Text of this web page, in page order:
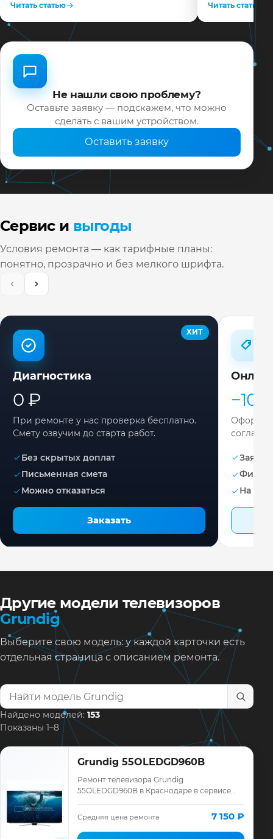
Читать статью Читать статью
Не нашли свою проблему?
Оставьте заявку — подскажем, что можно
сделать с вашим устройством.
Оставить заявку
Сервис и выгоды
Условия ремонта — как тарифные планы:
понятно, прозрачно и без мелкого шрифта.
ХИТ
Диагностика
0 ₽
При ремонте у нас проверка бесплатно.
Смету озвучим до старта работ.
Без скрытых доплат
Письменная смета
Можно отказаться
Заказать
−10%
Заявка
На
Другие модели телевизоров
Grundig
Выберите свою модель: у каждой карточки есть
отдельная страница с описанием ремонта.
Найти модель телевизора
Найдено моделей: 153
Показаны 1–8
Grundig 55OLEDGD960B
Ремонт телевизора Grundig
55OLEDGD960B в Краснодаре в сервисе
Grundig, смета до ремонта, запчасти и
гарантия до 12 месяце…
Средняя цена ремонта 7 150 ₽